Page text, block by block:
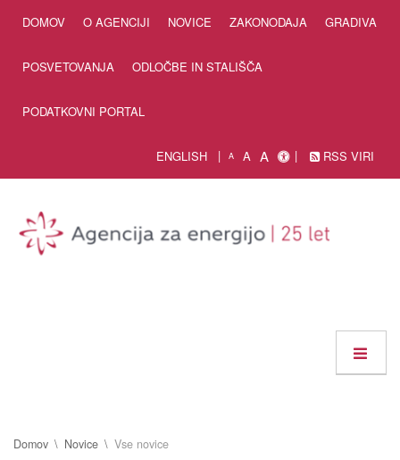
DOMOV O AGENCIJI NOVICE ZAKONODAJA GRADIVA
POSVETOVANJA ODLOČBE IN STALIŠČA
PODATKOVNI PORTAL
ENGLISH A A A RSS VIRI
Domov Novice Vse novice